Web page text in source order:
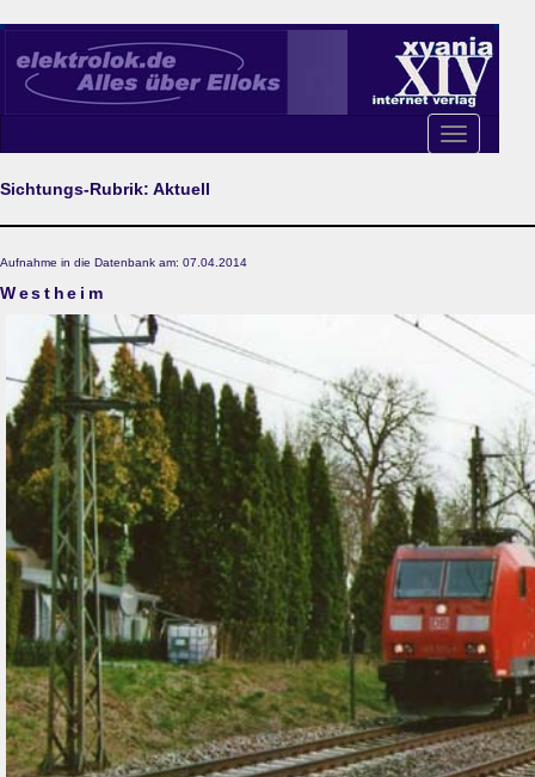
Toggle
navigation
Sichtungs-Rubrik: Aktuell
Aufnahme in die Datenbank am: 07.04.2014
Westheim